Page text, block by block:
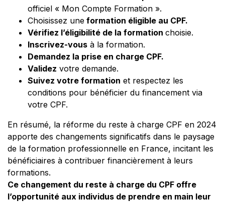
officiel « Mon Compte Formation ».
Choisissez une formation éligible au CPF.
Vérifiez l’éligibilité de la formation choisie.
Inscrivez-vous à la formation.
Demandez la prise en charge CPF.
Validez votre demande.
Suivez votre formation et respectez les
conditions pour bénéficier du financement via
votre CPF.
En résumé, la réforme du reste à charge CPF en 2024
apporte des changements significatifs dans le paysage
de la formation professionnelle en France, incitant les
bénéficiaires à contribuer financièrement à leurs
formations.
Ce changement du reste à charge du CPF offre
l’opportunité aux individus de prendre en main leur